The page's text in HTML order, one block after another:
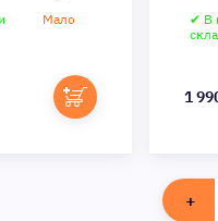
Мало
✔ В
1
+